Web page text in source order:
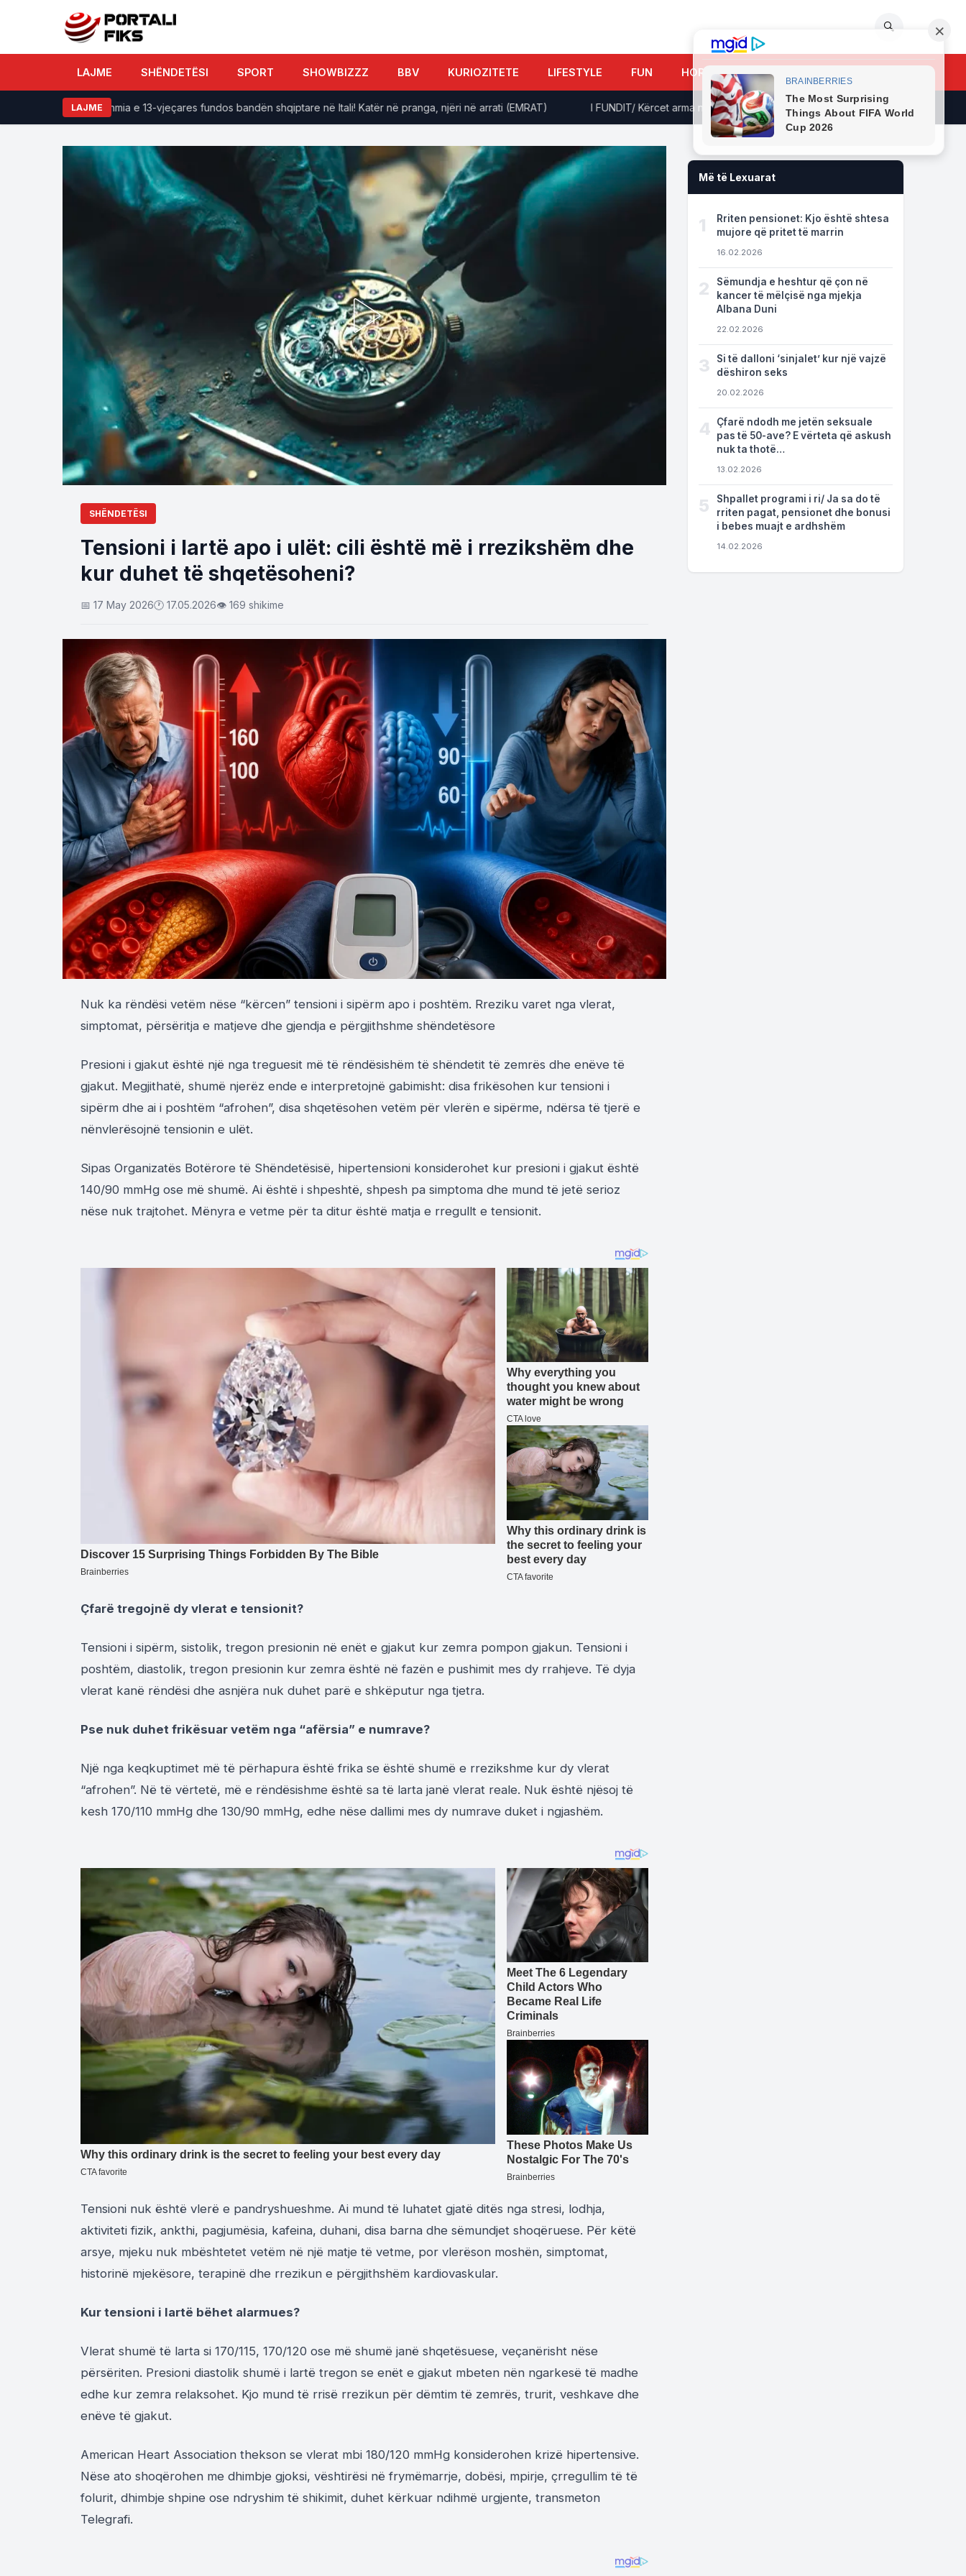
🔍
LAJME SHËNDETËSI SPORT SHOWBIZZZ BBV KURIOZITETE LIFESTYLE FUN HOROSKOPI
LAJME
grabitura, dëshmia e 13-vjeçares fundos bandën shqiptare në Itali! Katër në pranga, njëri në arrati (EMRAT) I FUNDIT/ Kërcet arma në vend, raportohet për të plagosur “Humba
SHËNDETËSI
Tensioni i lartë apo i ulët: cili është më i rrezikshëm dhe
kur duhet të shqetësoheni?
📅 17 May 2026🕐 17.05.2026👁 169 shikime
Nuk ka rëndësi vetëm nëse “kërcen” tensioni i sipërm apo i poshtëm. Rreziku varet nga vlerat,
simptomat, përsëritja e matjeve dhe gjendja e përgjithshme shëndetësore
Presioni i gjakut është një nga treguesit më të rëndësishëm të shëndetit të zemrës dhe enëve të
gjakut. Megjithatë, shumë njerëz ende e interpretojnë gabimisht: disa frikësohen kur tensioni i
sipërm dhe ai i poshtëm “afrohen”, disa shqetësohen vetëm për vlerën e sipërme, ndërsa të tjerë e
nënvlerësojnë tensionin e ulët.
Sipas Organizatës Botërore të Shëndetësisë, hipertensioni konsiderohet kur presioni i gjakut është
140/90 mmHg ose më shumë. Ai është i shpeshtë, shpesh pa simptoma dhe mund të jetë serioz
nëse nuk trajtohet. Mënyra e vetme për ta ditur është matja e rregullt e tensionit.
Çfarë tregojnë dy vlerat e tensionit?
Tensioni i sipërm, sistolik, tregon presionin në enët e gjakut kur zemra pompon gjakun. Tensioni i
poshtëm, diastolik, tregon presionin kur zemra është në fazën e pushimit mes dy rrahjeve. Të dyja
vlerat kanë rëndësi dhe asnjëra nuk duhet parë e shkëputur nga tjetra.
Pse nuk duhet frikësuar vetëm nga “afërsia” e numrave?
Një nga keqkuptimet më të përhapura është frika se është shumë e rrezikshme kur dy vlerat
“afrohen”. Në të vërtetë, më e rëndësishme është sa të larta janë vlerat reale. Nuk është njësoj të
kesh 170/110 mmHg dhe 130/90 mmHg, edhe nëse dallimi mes dy numrave duket i ngjashëm.
Tensioni nuk është vlerë e pandryshueshme. Ai mund të luhatet gjatë ditës nga stresi, lodhja,
aktiviteti fizik, ankthi, pagjumësia, kafeina, duhani, disa barna dhe sëmundjet shoqëruese. Për këtë
arsye, mjeku nuk mbështetet vetëm në një matje të vetme, por vlerëson moshën, simptomat,
historinë mjekësore, terapinë dhe rrezikun e përgjithshëm kardiovaskular.
Kur tensioni i lartë bëhet alarmues?
Vlerat shumë të larta si 170/115, 170/120 ose më shumë janë shqetësuese, veçanërisht nëse
përsëriten. Presioni diastolik shumë i lartë tregon se enët e gjakut mbeten nën ngarkesë të madhe
edhe kur zemra relaksohet. Kjo mund të rrisë rrezikun për dëmtim të zemrës, trurit, veshkave dhe
enëve të gjakut.
American Heart Association thekson se vlerat mbi 180/120 mmHg konsiderohen krizë hipertensive.
Nëse ato shoqërohen me dhimbje gjoksi, vështirësi në frymëmarrje, dobësi, mpirje, çrregullim të të
folurit, dhimbje shpine ose ndryshim të shikimit, duhet kërkuar ndihmë urgjente, transmeton
Telegrafi.
Më të Lexuarat
1
Rriten pensionet: Kjo është shtesa
mujore që pritet të marrin
16.02.2026
2
Sëmundja e heshtur që çon në
kancer të mëlçisë nga mjekja
Albana Duni
22.02.2026
3
Si të dalloni ‘sinjalet’ kur një vajzë
dëshiron seks
20.02.2026
4
Çfarë ndodh me jetën seksuale
pas të 50-ave? E vërteta që askush
nuk ta thotë…
13.02.2026
5
Shpallet programi i ri/ Ja sa do të
rriten pagat, pensionet dhe bonusi
i bebes muajt e ardhshëm
14.02.2026